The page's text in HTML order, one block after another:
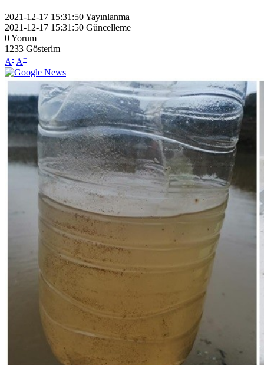
2021-12-17 15:31:50Yayınlanma
2021-12-17 15:31:50 Güncelleme
0Yorum
1233 Gösterim
A- A+